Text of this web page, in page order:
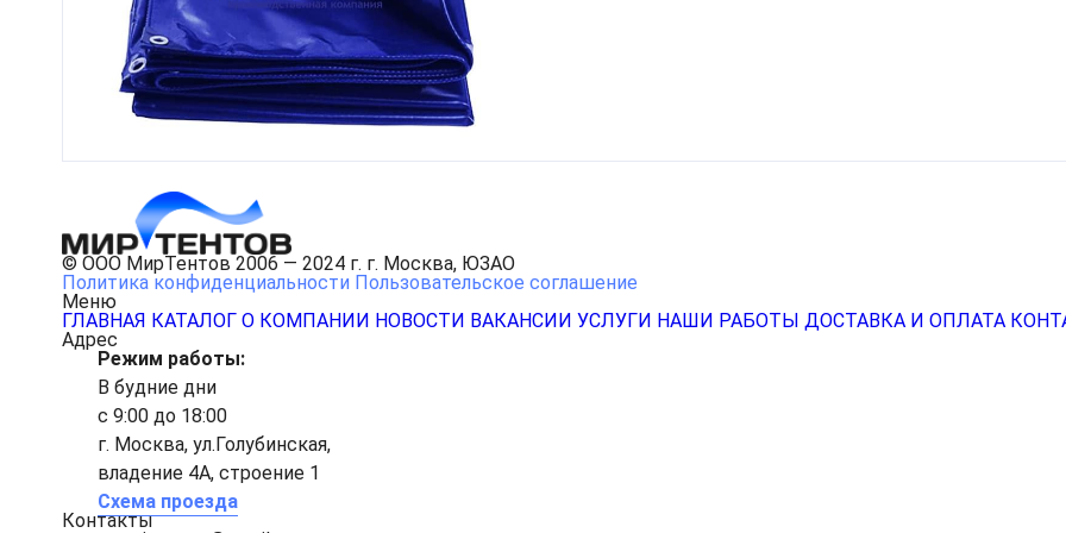
© ООО МирТентов 2006 — 2024 г. г. Москва, ЮЗАО
Политика конфиденциальности Пользовательское соглашение
Меню
ГЛАВНАЯ КАТАЛОГ О КОМПАНИИ НОВОСТИ ВАКАНСИИ УСЛУГИ НАШИ РАБОТЫ ДОСТАВКА И ОПЛАТА
Адрес
Режим работы:
В будние дни
с 9:00 до 18:00
г. Москва, ул.Голубинская,
владение 4А, строение 1
Схема проезда
Контакты